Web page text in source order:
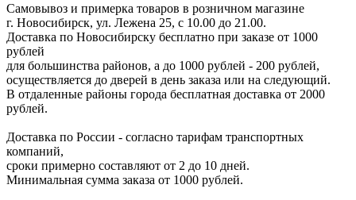
Самовывоз и примерка товаров в розничном магазине
г. Новосибирск, ул. Лежена 25, с 10.00 до 21.00.
Доставка по Новосибирску бесплатно при заказе от 1000
рублей
для большинства районов, а до 1000 рублей - 200 рублей,
осуществляется до дверей в день заказа или на следующий.
В отдаленные районы города бесплатная доставка от 2000
рублей.
Доставка по России - согласно тарифам транспортных
компаний,
сроки примерно составляют от 2 до 10 дней.
Минимальная сумма заказа от 1000 рублей.